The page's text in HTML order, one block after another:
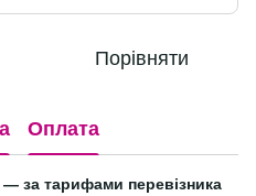
Порівняти
Оплата
за тарифами перевізника